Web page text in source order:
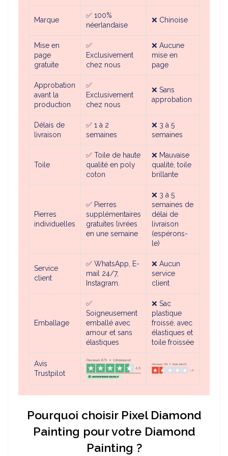
Marque
✅ 100%
néerlandaise
❌ Chinoise
Mise en
page
gratuite
✅
Exclusivement
chez nous
❌ Aucune
mise en
page
Approbation
avant la
production
✅
Exclusivement
chez nous
❌ Sans
approbation
Délais de
livraison
✅ 1 à 2
semaines
❌ 3 à 5
semaines
Toile
✅ Toile de haute
qualité en poly
coton
❌ Mauvaise
qualité, toile
brillante
Pierres
individuelles
✅ Pierres
supplémentaires
gratuites livrées
en une semaine
❌ 3 à 5
semaines de
délai de
livraison
(espérons-
le)
Service
client
✅ WhatsApp, E-
mail 24/7,
Instagram.
❌ Aucun
service
client
Emballage
✅
Soigneusement
emballé avec
amour et sans
élastiques
❌ Sac
plastique
froissé, avec
élastiques et
toile froissée
Avis
Trustpilot
Pourquoi choisir Pixel Diamond
Painting pour votre Diamond
Painting ?